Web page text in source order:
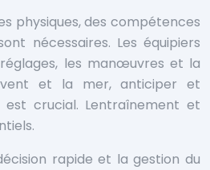
physiques, des compétences
nécessaires. Les équipiers
les manœuvres et la
et la mer, anticiper et
crucial. Lentraînement et
rapide et la gestion du